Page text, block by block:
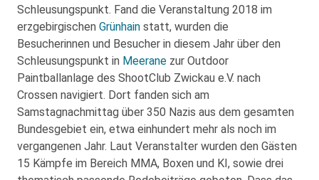
Schleusungspunkt. Fand die Veranstaltung 2018 im
erzgebirgischen Grünhain statt, wurden die
Besucherinnen und Besucher in diesem Jahr über den
Schleusungspunkt in Meerane zur Outdoor
Paintballanlage des ShootClub Zwickau e.V. nach
Crossen navigiert. Dort fanden sich am
Samstagnachmittag über 350 Nazis aus dem gesamten
Bundesgebiet ein, etwa einhundert mehr als noch im
vergangenen Jahr. Laut Veranstalter wurden den Gästen
15 Kämpfe im Bereich MMA, Boxen und KI, sowie drei